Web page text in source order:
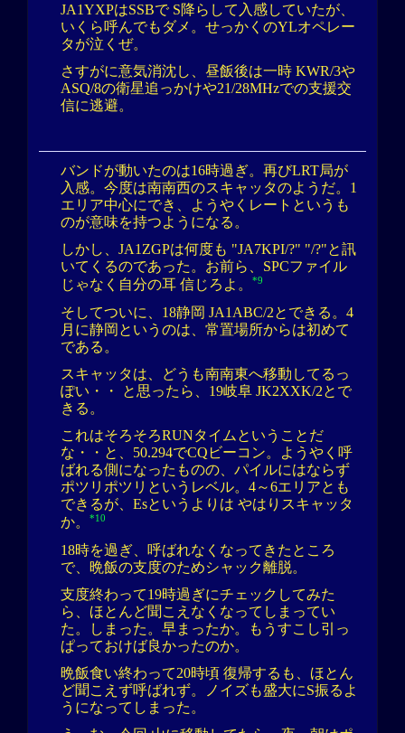
JA1YXPはSSBで S降らして入感していたが、
いくら呼んでもダメ。せっかくのYLオペレー
タが泣くぜ。
さすがに意気消沈し、昼飯後は一時 KWR/3や
ASQ/8の衛星追っかけや21/28MHzでの支援交
信に逃避。
バンドが動いたのは16時過ぎ。再びLRT局が
入感。今度は南南西のスキャッタのようだ。1
エリア中心にでき、ようやくレートというも
のが意味を持つようになる。
しかし、JA1ZGPは何度も "JA7KPI/?" "/?"と訊
いてくるのであった。お前ら、SPCファイル
じゃなく自分の耳 信じろよ。
*9
そしてついに、18静岡 JA1ABC/2とできる。4
月に静岡というのは、常置場所からは初めて
である。
スキャッタは、どうも南南東へ移動してるっ
ぽい・・ と思ったら、19岐阜 JK2XXK/2とで
きる。
これはそろそろRUNタイムということだ
な・・と、50.294でCQビーコン。ようやく呼
ばれる側になったものの、パイルにはならず
ポツリポツリというレベル。4～6エリアとも
できるが、Esというよりは やはりスキャッタ
か。
*10
18時を過ぎ、呼ばれなくなってきたところ
で、晩飯の支度のためシャック離脱。
支度終わって19時過ぎにチェックしてみた
ら、ほとんど聞こえなくなってしまってい
た。しまった。早まったか。もうすこし引っ
ぱっておけば良かったのか。
晩飯食い終わって20時頃 復帰するも、ほとん
ど聞こえず呼ばれず。ノイズも盛大にS振るよ
うになってしまった。